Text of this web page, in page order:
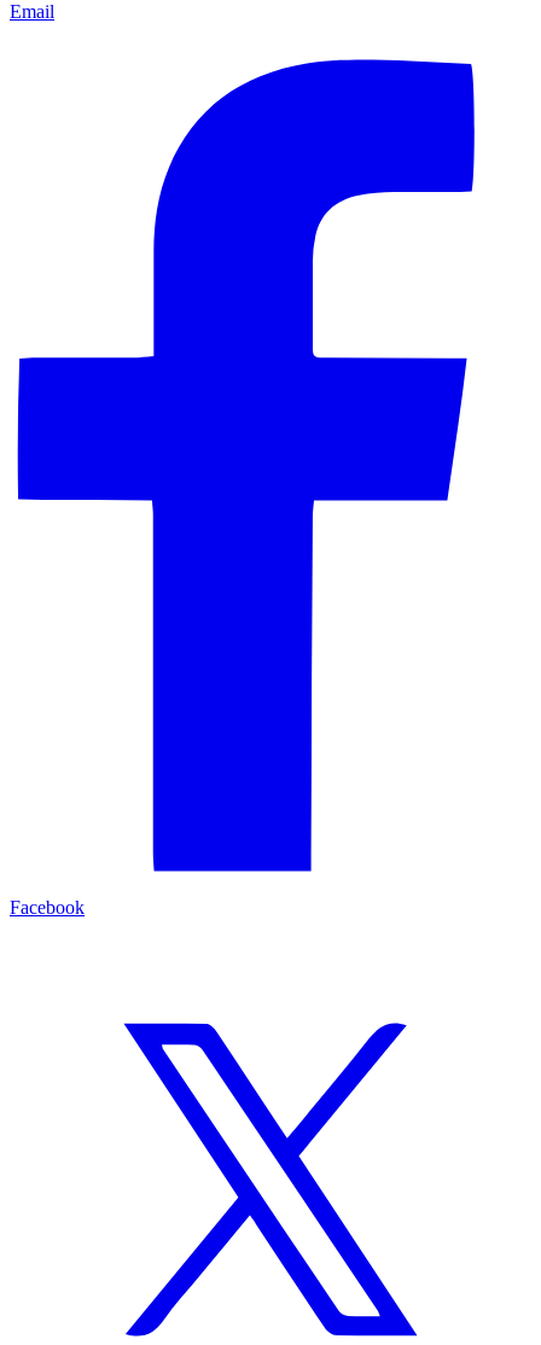
Email
Facebook